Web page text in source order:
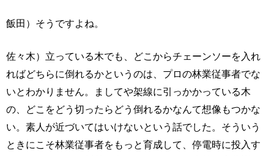
飯田）そうですよね。
佐々木）立っている木でも、どこからチェーンソーを入れ
ればどちらに倒れるかというのは、プロの林業従事者でな
いとわかりません。ましてや架線に引っかかっている木
の、どこをどう切ったらどう倒れるかなんて想像もつかな
い。素人が近づいてはいけないという話でした。そういう
ときにこそ林業従事者をもっと育成して、停電時に投入す